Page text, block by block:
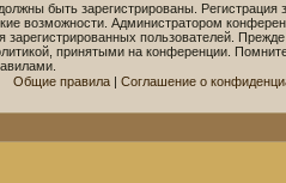
быть зарегистрированы. Регистрация
возможности. Администратором
зарегистрированных пользователей.
принятыми на конференции.
Общие правила| Соглашение о